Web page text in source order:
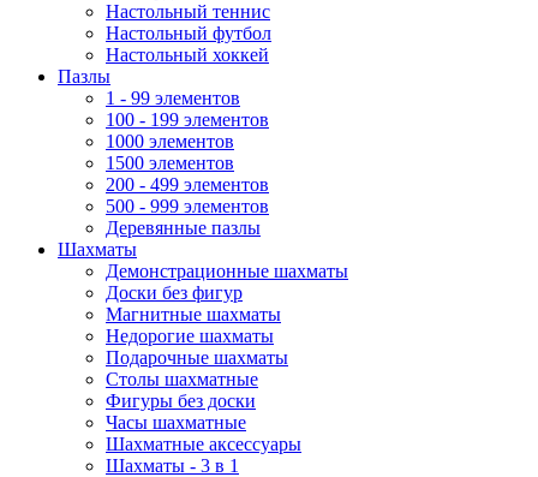
Настольный теннис
Настольный футбол
Настольный хоккей
Пазлы
1 - 99 элементов
100 - 199 элементов
1000 элементов
1500 элементов
200 - 499 элементов
500 - 999 элементов
Деревянные пазлы
Шахматы
Демонстрационные шахматы
Доски без фигур
Магнитные шахматы
Недорогие шахматы
Подарочные шахматы
Столы шахматные
Фигуры без доски
Часы шахматные
Шахматные аксессуары
Шахматы - 3 в 1